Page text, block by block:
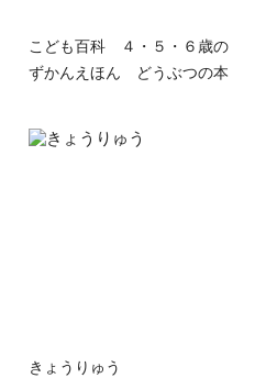
こども百科 ４・５・６歳の
ずかんえほん どうぶつの本
きょうりゅう